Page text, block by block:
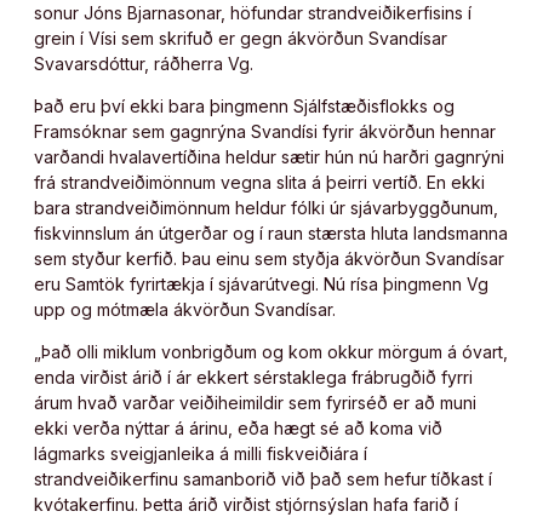
sonur Jóns Bjarnasonar, höfundar strandveiðikerfisins í
grein í Vísi sem skrifuð er gegn ákvörðun Svandísar
Svavarsdóttur, ráðherra Vg.
Það eru því ekki bara þingmenn Sjálfstæðisflokks og
Framsóknar sem gagnrýna Svandísi fyrir ákvörðun hennar
varðandi hvalavertíðina heldur sætir hún nú harðri gagnrýni
frá strandveiðimönnum vegna slita á þeirri vertíð. En ekki
bara strandveiðimönnum heldur fólki úr sjávarbyggðunum,
fiskvinnslum án útgerðar og í raun stærsta hluta landsmanna
sem styður kerfið. Þau einu sem styðja ákvörðun Svandísar
eru Samtök fyrirtækja í sjávarútvegi. Nú rísa þingmenn Vg
upp og mótmæla ákvörðun Svandísar.
„Það olli miklum vonbrigðum og kom okkur mörgum á óvart,
enda virðist árið í ár ekkert sérstaklega frábrugðið fyrri
árum hvað varðar veiðiheimildir sem fyrirséð er að muni
ekki verða nýttar á árinu, eða hægt sé að koma við
lágmarks sveigjanleika á milli fiskveiðiára í
strandveiðikerfinu samanborið við það sem hefur tíðkast í
kvótakerfinu. Þetta árið virðist stjórnsýslan hafa farið í